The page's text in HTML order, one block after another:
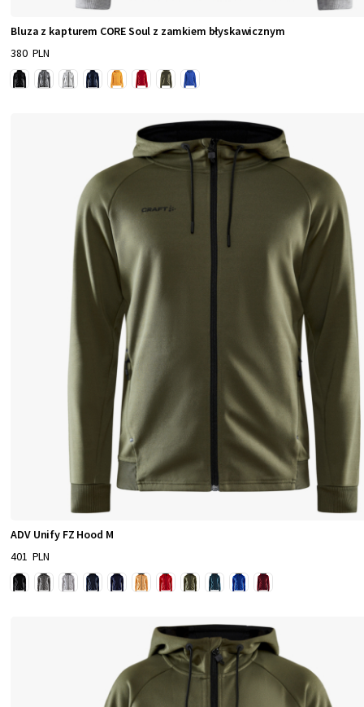
Bluza z kapturem CORE Soul z zamkiem błyskawicznym
380 PLN
ADV Unify FZ Hood M
401 PLN